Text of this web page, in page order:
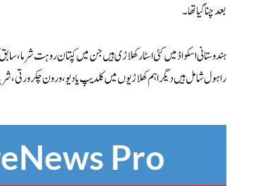
بعد چنا گیا تھا۔
ہندوستانی اسکواڈ میں کئی اسٹار کھلاڑی ہیں جن میں کپتان روہت شرما،
راہول شامل ہیں دیگر اہم کھلاڑیوں میں کلدیپ یادیو، ورون چکرورتی،